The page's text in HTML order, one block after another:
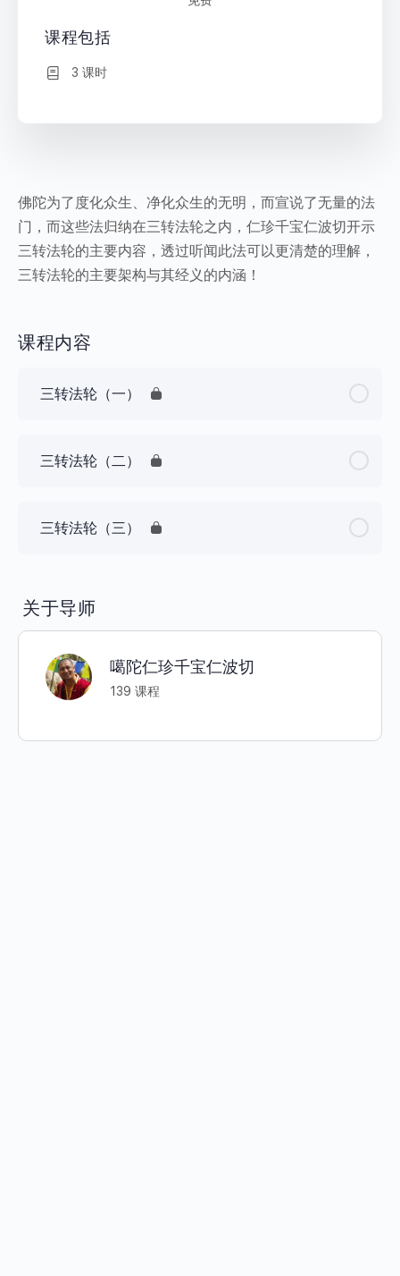
佛陀为了度化众生、净化众生的无明，而宣说了无量的法
门，而这些法归纳在三转法轮之内，仁珍千宝仁波切开示
三转法轮的主要内容，透过听闻此法可以更清楚的理解，
三转法轮的主要架构与其经义的内涵！
课程内容
三转法轮（一）
三转法轮（二）
三转法轮（三）
关于导师
噶陀仁珍千宝仁波切
139 课程
课程包括
3 课时